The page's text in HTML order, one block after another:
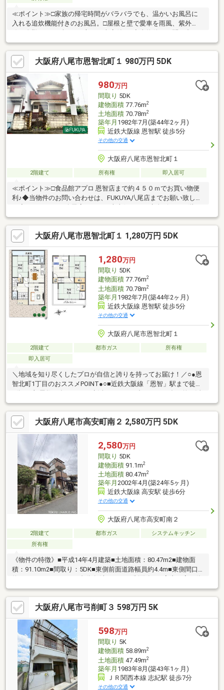
≪ポイント≫□家族の帰宅時間がバラバラでも、温かいお風呂に
入れる追炊機能付きのお風呂。□屋根と壁で愛車を雨風、紫外
せは、FUKUYA八尾店までお願い致します◆ＦＵＫＵＹＡ八尾店
はアリオ南東側フコク生命ビルの１階です。お電話、メール、ご
来店随時受付中です。ネット未掲載物件やこれから売り出し予定
の情報も豊富にございますのでまずはご希望条件をお聞かせくだ
さい。お気軽にご来店お待ちしております。
大阪府八尾市恩智北町１ 980万円 5DK
980万円
間取り 5DK
建物面積77.76m2
土地面積70.78m2
築年月 1982年7月(築44年2ヶ月)
近鉄大阪線 恩智駅 徒歩5分
その他の交通
大阪府八尾市恩智北町１
2階建て 所有権 即入居可
≪ポイント≫□食品館アプロ 恩智店まで約４５０ｍでお買い物便
利♪◆当物件のお問い合わせは、FUKUYA八尾店までお願い致しま
す。お電話、メール、ご来店随時受付中です。ネット未掲載物件
やこれから売り出し予定の情報も豊富にございますのでまずはご
希望条件をお聞かせください。ご来店お待ちしております。
大阪府八尾市恩智北町１ 1,280万円 5DK
1,280万円
間取り 5DK
建物面積77.76m2
土地面積70.78m2
築年月 1982年7月(築44年2ヶ月)
近鉄大阪線 恩智駅 徒歩5分
その他の交通
大阪府八尾市恩智北町１
2階建て 都市ガス
所有権
即入居可
＼地域を知り尽くしたプロが自信と誇りを持ってお届け！／○●恩
智北町1丁目のおススメPOINT●○■近鉄大阪線「恩智」駅まで徒歩
用できます。■回りバルコニーが設置されていて、洗濯物を干し
やすいです。■6帖の居室が5部屋+2階の全居室が2面採光で、開放
感のある住まいです。■前面道路はアスファルト舗装のため、自
転車やベビーカーも通行しやすいです。■現状北側に建物がな
く、通風良好◎■周辺環境・ファミリーマート八尾恩智北町店ま
で徒歩3分・サンディ恩智店まで徒歩5分・食品館アプロ恩智店ま
で徒歩6分
大阪府八尾市高安町南２ 2,580万円 5DK
2,580万円
間取り 5DK
建物面積91.1m2
土地面積80.47m2
築年月 2002年4月(築24年5ヶ月)
近鉄大阪線 高安駅 徒歩6分
その他の交通
大阪府八尾市高安町南２
2階建て 都市ガス
システムキッチン
所有権
《物件の特徴》■平成14年4月建築■土地面積：80.47m2■建物面
積：91.10m2■間取り：5DK■東側前面道路幅員約4.4m■東側間口
用されております《周辺環境》・ファミリーマート八尾高安町店
まで徒歩6分(約420ｍ)・サンディ八尾高安店まで徒歩4分(約290
ｍ)・ライフフォート高安店まで徒歩4分(約310ｍ)・八尾教興寺郵
便局まで徒歩8分(約600ｍ)・高安西小学校まで徒歩10分(約790
ｍ)・曙川中学校まで徒歩14分(約1050ｍ)■物件のお問い合わせは
担当：鍛冶谷までお願いいたします
大阪府八尾市弓削町３ 598万円 5K
598万円
間取り 5K
建物面積58.89m2
土地面積47.49m2
築年月 1983年8月(築43年1ヶ月)
ＪＲ関西本線 志紀駅 徒歩7分
その他の交通